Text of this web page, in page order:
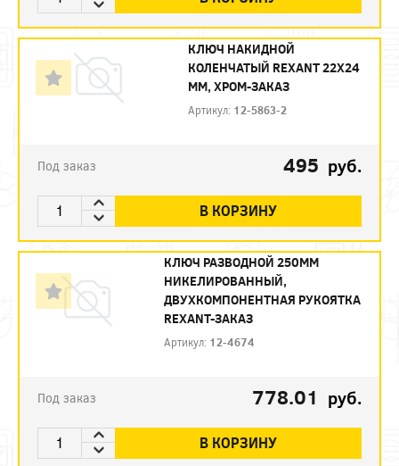
КЛЮЧ НАКИДНОЙ
КОЛЕНЧАТЫЙ REXANT 22Х24
ММ, ХРОМ-ЗАКАЗ
Артикул: 12-5863-2
Под заказ 495 руб.
В КОРЗИНУ
КЛЮЧ РАЗВОДНОЙ 250ММ
НИКЕЛИРОВАННЫЙ,
ДВУХКОМПОНЕНТНАЯ РУКОЯТКА
REXANT-ЗАКАЗ
Артикул: 12-4674
Под заказ 778.01 руб.
В КОРЗИНУ